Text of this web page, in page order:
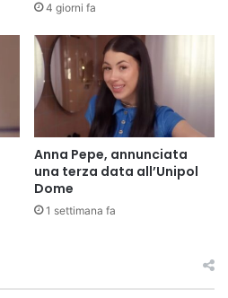
4 giorni fa
Anna Pepe, annunciata
una terza data all’Unipol
Dome
1 settimana fa